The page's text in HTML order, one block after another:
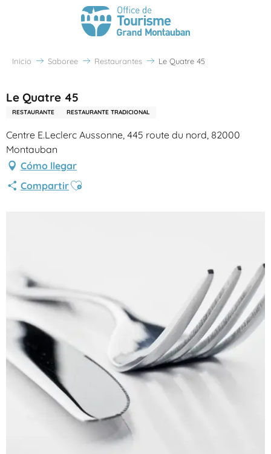
Inicio Saboree Restaurantes Le Quatre 45
Le Quatre 45
RESTAURANTE RESTAURANTE TRADICIONAL
Centre E.Leclerc Aussonne, 445 route du nord, 82000
Montauban
Cómo llegar
CompartirAjouter aux favoris